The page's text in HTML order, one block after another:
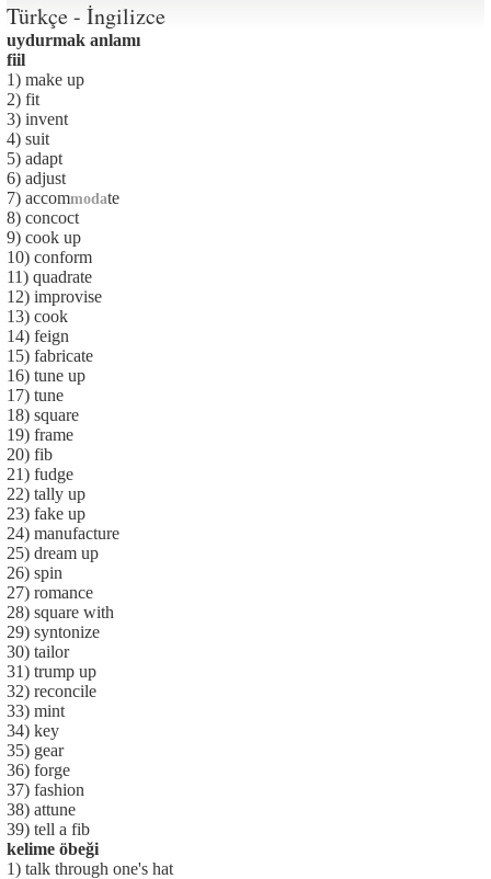
Türkçe - İngilizce
uydurmak anlamı
fiil
1) make up
2) fit
3) invent
4) suit
5) adapt
6) adjust
7) accommodate
8) concoct
9) cook up
10) conform
11) quadrate
12) improvise
13) cook
14) feign
15) fabricate
16) tune up
17) tune
18) square
19) frame
20) fib
21) fudge
22) tally up
23) fake up
24) manufacture
25) dream up
26) spin
27) romance
28) square with
29) syntonize
30) tailor
31) trump up
32) reconcile
33) mint
34) key
35) gear
36) forge
37) fashion
38) attune
39) tell a fib
kelime öbeği
1) talk through one's hat